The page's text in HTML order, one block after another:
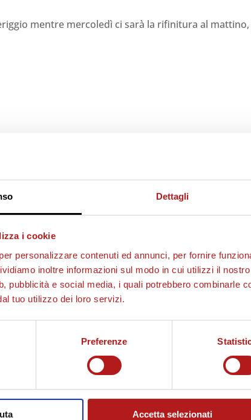
Dettagli
i cookie
personalizzare contenuti ed annunci, per fornire
inoltre informazioni sul modo in cui utilizzi il
pubblicità e social media, i quali potrebbero combinarle
tuo utilizzo dei loro servizi.
Preferenze
Accetta selezionati
mentre mercoledì ci sarà la rifinitura al